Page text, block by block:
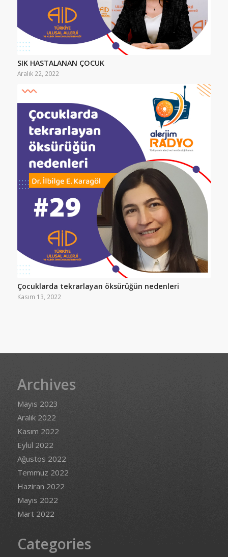
SIK HASTALANAN ÇOCUK
Aralık 22, 2022
Çocuklarda tekrarlayan öksürüğün nedenleri
Kasım 13, 2022
Archives
Mayıs 2023
Aralık 2022
Kasım 2022
Eylül 2022
Ağustos 2022
Temmuz 2022
Haziran 2022
Mayıs 2022
Mart 2022
Categories